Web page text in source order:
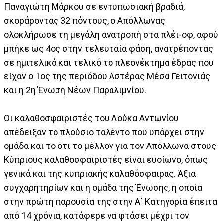
Παναγιώτη Μάρκου σε εντυπωσιακή βραδιά,
σκοράροντας 32 πόντους, ο Απόλλωνας
ολοκλήρωσε τη μεγάλη ανατροπή στα πλέι-οφ, αφού
μπήκε ως 4ος στην τελευταία φάση, ανατρέποντας
σε ημιτελικά και τελικό το πλεονέκτημα έδρας που
είχαν ο 1ος της περιόδου Αστέρας Μέσα Γειτονιάς
και η 2η Ένωση Νέων Παραλιμνίου.
Οι καλαθοσφαιριστές του Λούκα Αντωνίου
απέδειξαν το πλούσιο ταλέντο που υπάρχει στην
ομάδα και το ότι το μέλλον για τον Απόλλωνα στους
Κύπριους καλαθοσφαιριστές είναι ευοίωνο, όπως
γενικά και της κυπριακής καλαθόσφαιρας. Άξια
συγχαρητηρίων και η ομάδα της Ένωσης, η οποία
στην πρώτη παρουσία της στην Α΄ Κατηγορία έπειτα
από 14 χρόνια, κατάφερε να φτάσει μέχρι τον